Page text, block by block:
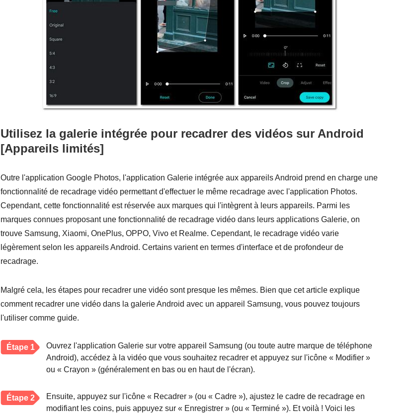
Utilisez la galerie intégrée pour recadrer des vidéos sur Android
[Appareils limités]
Outre l'application Google Photos, l'application Galerie intégrée aux appareils Android prend en charge une
fonctionnalité de recadrage vidéo permettant d'effectuer le même recadrage avec l'application Photos.
Cependant, cette fonctionnalité est réservée aux marques qui l'intègrent à leurs appareils. Parmi les
marques connues proposant une fonctionnalité de recadrage vidéo dans leurs applications Galerie, on
trouve Samsung, Xiaomi, OnePlus, OPPO, Vivo et Realme. Cependant, le recadrage vidéo varie
légèrement selon les appareils Android. Certains varient en termes d'interface et de profondeur de
recadrage.
Malgré cela, les étapes pour recadrer une vidéo sont presque les mêmes. Bien que cet article explique
comment recadrer une vidéo dans la galerie Android avec un appareil Samsung, vous pouvez toujours
l'utiliser comme guide.
Étape 1
Ouvrez l'application Galerie sur votre appareil Samsung (ou toute autre marque de téléphone
Android), accédez à la vidéo que vous souhaitez recadrer et appuyez sur l'icône « Modifier »
ou « Crayon » (généralement en bas ou en haut de l'écran).
Étape 2
Ensuite, appuyez sur l'icône « Recadrer » (ou « Cadre »), ajustez le cadre de recadrage en
modifiant les coins, puis appuyez sur « Enregistrer » (ou « Terminé »). Et voilà ! Voici les